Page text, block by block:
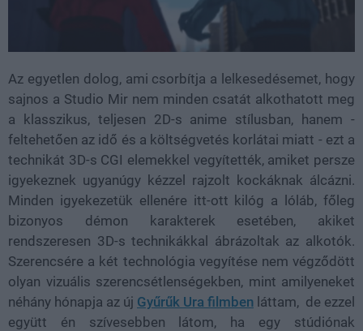
Az egyetlen dolog, ami csorbítja a lelkesedésemet, hogy
sajnos a Studio Mir nem minden csatát alkothatott meg
a klasszikus, teljesen 2D-s anime stílusban, hanem -
feltehetően az idő és a költségvetés korlátai miatt - ezt a
technikát 3D-s CGI elemekkel vegyítették, amiket persze
igyekeznek ugyanúgy kézzel rajzolt kockáknak álcázni.
Minden igyekezetük ellenére itt-ott kilóg a lóláb, főleg
bizonyos démon karakterek esetében, akiket
rendszeresen 3D-s technikákkal ábrázoltak az alkotók.
Szerencsére a két technológia vegyítése nem végződött
olyan vizuális szerencsétlenségekben, mint amilyeneket
néhány hónapja az új Gyűrűk Ura filmben láttam, de ezzel
együtt én szívesebben látom, ha egy stúdiónak